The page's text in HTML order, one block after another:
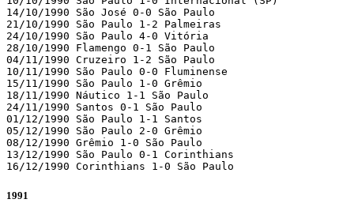
14/10/1990 São José 0-0 São Paulo
21/10/1990 São Paulo 1-2 Palmeiras
24/10/1990 São Paulo 4-0 Vitória
28/10/1990 Flamengo 0-1 São Paulo
04/11/1990 Cruzeiro 1-2 São Paulo
10/11/1990 São Paulo 0-0 Fluminense
15/11/1990 São Paulo 1-0 Grêmio
18/11/1990 Náutico 1-1 São Paulo
24/11/1990 Santos 0-1 São Paulo
01/12/1990 São Paulo 1-1 Santos
05/12/1990 São Paulo 2-0 Grêmio
08/12/1990 Grêmio 1-0 São Paulo
13/12/1990 São Paulo 0-1 Corinthians
16/12/1990 Corinthians 1-0 São Paulo
1991